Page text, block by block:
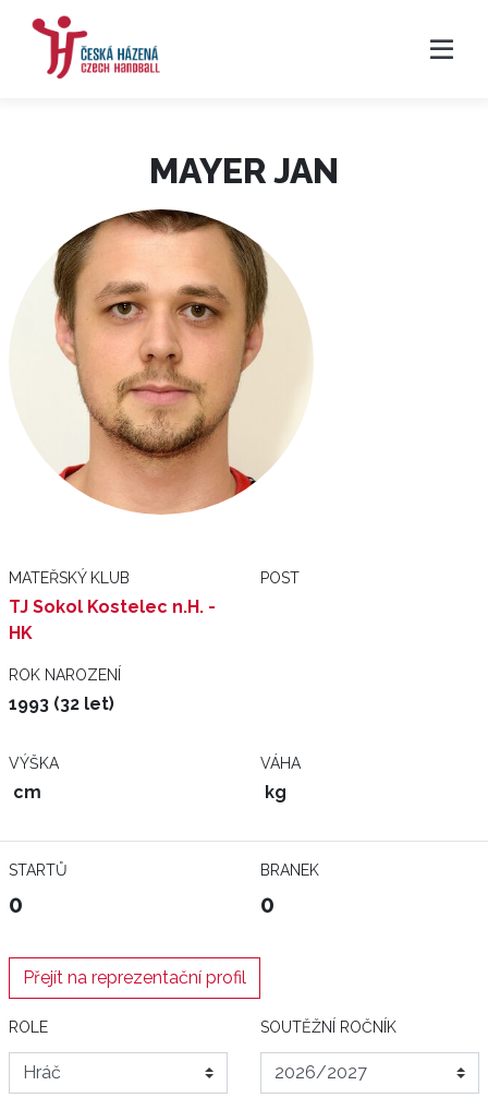
MAYER JAN
MATEŘSKÝ KLUB
TJ Sokol Kostelec n.H. -
HK
POST
ROK NAROZENÍ
1993 (32 let)
VÝŠKA
cm
VÁHA
kg
STARTŮ
0
BRANEK
0
Přejít na reprezentační profil
ROLE SOUTĚŽNÍ ROČNÍK